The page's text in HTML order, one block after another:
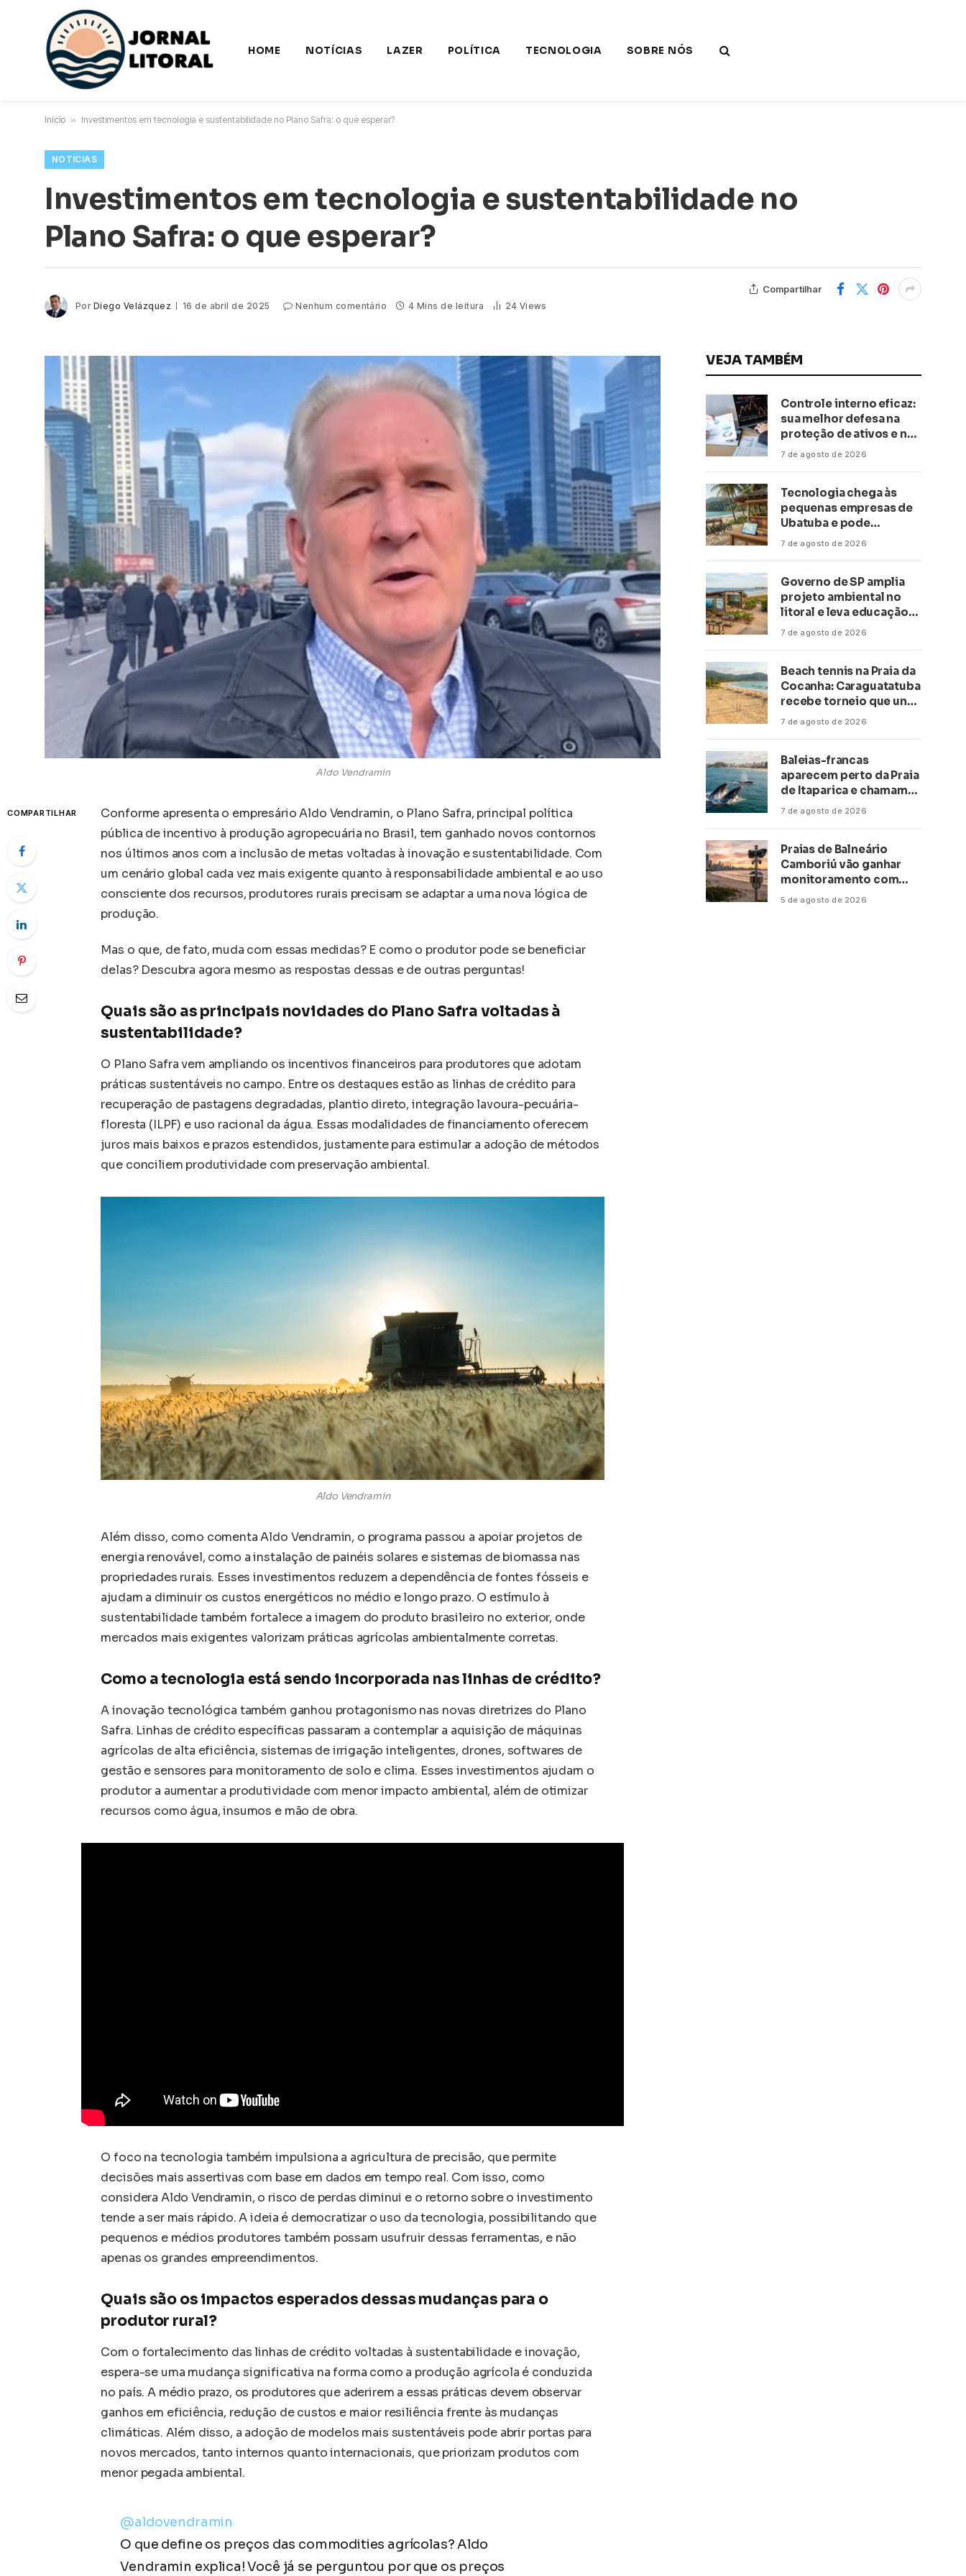
HOME NOTÍCIAS LAZER POLÍTICA TECNOLOGIA SOBRE NÓS
Início » Investimentos em tecnologia e sustentabilidade no Plano Safra: o que esperar?
NOTÍCIAS
Investimentos em tecnologia e sustentabilidade no
Plano Safra: o que esperar?
Por Diego Velázquez 16 de abril de 2025 Nenhum comentário 4 Mins de leitura 24 Views
Compartilhar
Aldo Vendramin
COMPARTILHAR
Conforme apresenta o empresário Aldo Vendramin, o Plano Safra, principal política
pública de incentivo à produção agropecuária no Brasil, tem ganhado novos contornos
nos últimos anos com a inclusão de metas voltadas à inovação e sustentabilidade. Com
um cenário global cada vez mais exigente quanto à responsabilidade ambiental e ao uso
consciente dos recursos, produtores rurais precisam se adaptar a uma nova lógica de
produção.
Mas o que, de fato, muda com essas medidas? E como o produtor pode se beneficiar
delas? Descubra agora mesmo as respostas dessas e de outras perguntas!
Quais são as principais novidades do Plano Safra voltadas à
sustentabilidade?
O Plano Safra vem ampliando os incentivos financeiros para produtores que adotam
práticas sustentáveis no campo. Entre os destaques estão as linhas de crédito para
recuperação de pastagens degradadas, plantio direto, integração lavoura-pecuária-
floresta (ILPF) e uso racional da água. Essas modalidades de financiamento oferecem
juros mais baixos e prazos estendidos, justamente para estimular a adoção de métodos
que conciliem produtividade com preservação ambiental.
Aldo Vendramin
Além disso, como comenta Aldo Vendramin, o programa passou a apoiar projetos de
energia renovável, como a instalação de painéis solares e sistemas de biomassa nas
propriedades rurais. Esses investimentos reduzem a dependência de fontes fósseis e
ajudam a diminuir os custos energéticos no médio e longo prazo. O estímulo à
sustentabilidade também fortalece a imagem do produto brasileiro no exterior, onde
mercados mais exigentes valorizam práticas agrícolas ambientalmente corretas.
Como a tecnologia está sendo incorporada nas linhas de crédito?
A inovação tecnológica também ganhou protagonismo nas novas diretrizes do Plano
Safra. Linhas de crédito específicas passaram a contemplar a aquisição de máquinas
agrícolas de alta eficiência, sistemas de irrigação inteligentes, drones, softwares de
gestão e sensores para monitoramento de solo e clima. Esses investimentos ajudam o
produtor a aumentar a produtividade com menor impacto ambiental, além de otimizar
recursos como água, insumos e mão de obra.
O foco na tecnologia também impulsiona a agricultura de precisão, que permite
decisões mais assertivas com base em dados em tempo real. Com isso, como
considera Aldo Vendramin, o risco de perdas diminui e o retorno sobre o investimento
tende a ser mais rápido. A ideia é democratizar o uso da tecnologia, possibilitando que
pequenos e médios produtores também possam usufruir dessas ferramentas, e não
apenas os grandes empreendimentos.
Quais são os impactos esperados dessas mudanças para o
produtor rural?
Com o fortalecimento das linhas de crédito voltadas à sustentabilidade e inovação,
espera-se uma mudança significativa na forma como a produção agrícola é conduzida
no país. A médio prazo, os produtores que aderirem a essas práticas devem observar
ganhos em eficiência, redução de custos e maior resiliência frente às mudanças
climáticas. Além disso, a adoção de modelos mais sustentáveis pode abrir portas para
novos mercados, tanto internos quanto internacionais, que priorizam produtos com
menor pegada ambiental.
@aldovendramin
O que define os preços das commodities agrícolas? Aldo
Vendramin explica! Você já se perguntou por que os preços
VEJA TAMBÉM
Controle interno eficaz:
sua melhor defesa na
proteção de ativos e na
saúde financeira!
7 de agosto de 2026
Tecnologia chega às
pequenas empresas de
Ubatuba e pode
transformar negócios
7 de agosto de 2026
Governo de SP amplia
projeto ambiental no
litoral e leva educação
climática a escolas de 16
7 de agosto de 2026
Beach tennis na Praia da
Cocanha: Caraguatatuba
recebe torneio que une
esporte, lazer e mar
7 de agosto de 2026
Baleias-francas
aparecem perto da Praia
de Itaparica e chamam
atenção no litoral do
7 de agosto de 2026
Praias de Balneário
Camboriú vão ganhar
monitoramento com
inteligência artificial
5 de agosto de 2026